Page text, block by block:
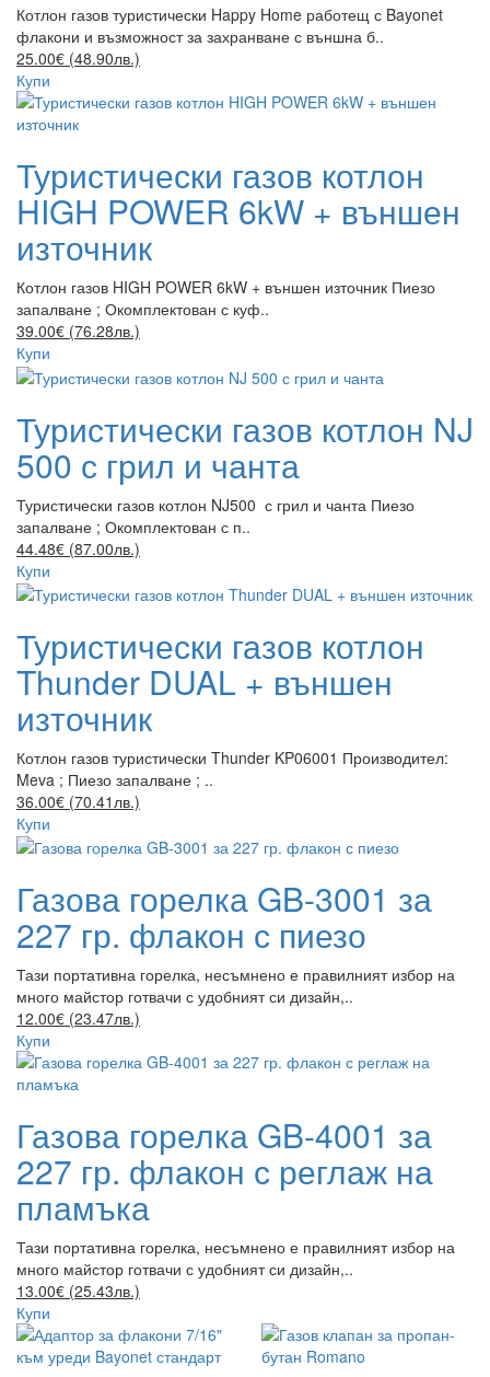
Котлон газов туристически Happy Home работещ с Bayonet
флакони и възможност за захранване с външна б..
25.00€ (48.90лв.)
Купи
Туристически газов котлон
HIGH POWER 6kW + външен
източник
Котлон газов HIGH POWER 6kW + външен източник Пиезо
запалване ; Окомплектован с куф..
39.00€ (76.28лв.)
Купи
Туристически газов котлон NJ
500 с грил и чанта
Туристически газов котлон NJ500 с грил и чанта Пиезо
запалване ; Окомплектован с п..
44.48€ (87.00лв.)
Купи
Туристически газов котлон
Thunder DUAL + външен
източник
Котлон газов туристически Thunder KP06001 Производител:
Meva ; Пиезо запалване ; ..
36.00€ (70.41лв.)
Купи
Газова горелка GB-3001 за
227 гр. флакон с пиезо
Тази портативна горелка, несъмнено е правилният избор на
много майстор готвачи с удобният си дизайн,..
12.00€ (23.47лв.)
Купи
Газова горелка GB-4001 за
227 гр. флакон с реглаж на
пламъка
Тази портативна горелка, несъмнено е правилният избор на
много майстор готвачи с удобният си дизайн,..
13.00€ (25.43лв.)
Купи